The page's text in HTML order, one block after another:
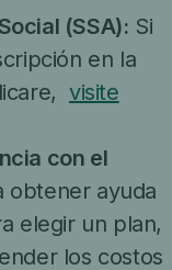
(SSA): Si
en la
visite
con el
obtener ayuda
elegir un plan,
los costos